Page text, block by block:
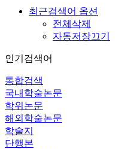
최근검색어 옵션
전체삭제
자동저장끄기
인기검색어
통합검색
국내학술논문
학위논문
해외학술논문
학술지
단행본